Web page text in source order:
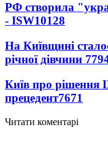
РФ створила
- ISW10128
На Київщині
річної дівчини
Київ про рішення
прецедент7671
Читати коментарі